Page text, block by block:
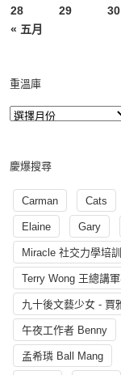
« 五月
28
29 30
重溫庫
慶爆搜尋
Carman Cats
Elaine Gary
Miracle 社交力學培
Terry Wong 王總講
九十後文藝少女 - 賈
午夜工作者 Benny
孟希璘 Ball Mang